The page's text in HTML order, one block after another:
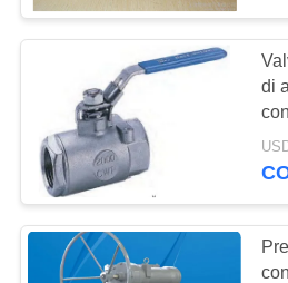
valvola a
saracinesca
dell'acqua
di